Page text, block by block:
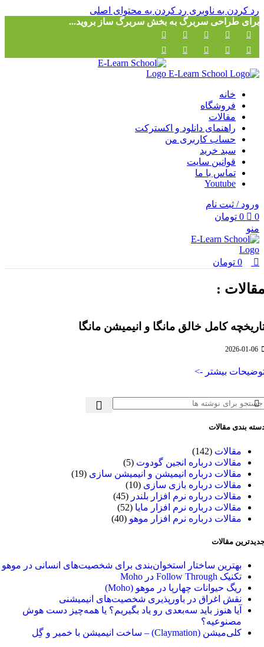
رد کردن به ناوبری رد کردن به محتوای اصلی
برای طراحی سربرگ به بخش سربرگ ساز بروید...
خانه
فروشگاه
مقالات
راهنمای دانلود و اکسترکت
حساب کاربری من
سبد خرید
قوانین سایت
تماس با ما
Youtube
ورود / ثبت نام
0
0 تومان
منو
0 تومان
:
کامل خالق مانگا و انیمیشن مانگا
بیشتر ->
بندی مقالات
مقالات (142)
مقالات درباره انجین گودوت (5)
مقالات درباره انیمیشن و انیمیشن سازی (19)
مقالات درباره بازی سازی (10)
مقالات درباره نرم افزار بلندر (45)
مقالات درباره نرم افزار مایا (52)
مقالات درباره نرم افزار موهو (40)
مقالات
بهترین ساختار استخوان‌بندی برای شخصیت‌های انسانی در موهو
تکنیک Follow Through در Moho
ریگ حیوانات چهارپا در موهو (Moho)
نقش اغراق در باورپذیری شخصیت‌های انیمیشنی
آیا هنوز باید سه‌بعدی‌ رو یاد بگیریم؟ یا همه‌چیز دست هوش
مصنوعیه؟
کلی‌میشن (Claymation) – ساخت انیمیشن با خمیر و گِل